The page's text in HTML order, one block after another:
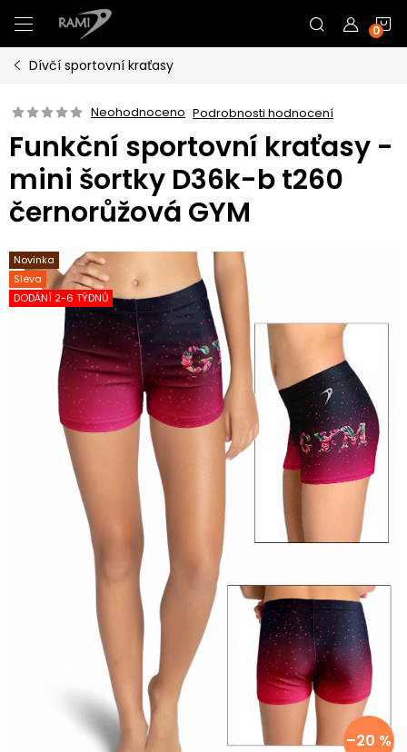
na
obsah
Dívčí sportovní kraťasy
Neohodnoceno Podrobnosti hodnocení
Funkční sportovní kraťasy -
mini šortky D36k-b t260
černorůžová GYM
Novinka
Sleva
DODÁNÍ 2-6 TÝDNŮ
–20 %